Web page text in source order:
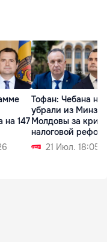
на 147
Тофан: Чебана не
убрали из
Молдовы за
налоговой
21 Июл. 18:05